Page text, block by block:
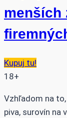
menších
Kupuj tu!
18+
Vzhľadom na
piva, surovín na